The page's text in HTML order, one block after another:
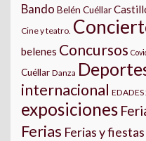
Bando Belén Cuéllar
Cine y teatro.
belenes Concursos
Cuéllar Danza
internacional
exposiciones
Ferias Ferias y fiestas